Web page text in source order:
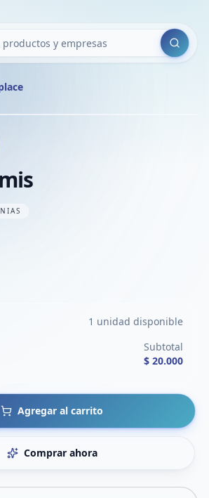
Buscar
1 unidad disponible
Subtotal
$ 20.000
Agregar al carrito
Comprar ahora